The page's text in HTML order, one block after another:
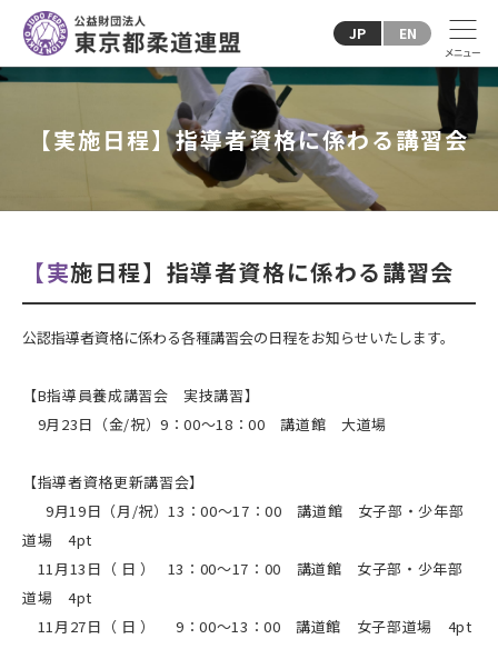
JP EN
【実施日程】指導者資格に係わる講習会
【実施日程】指導者資格に係わる講習会
公認指導者資格に係わる各種講習会の日程をお知らせいたします。
【B指導員養成講習会 実技講習】
9月23日（金/祝）9：00～18：00 講道館 大道場
【指導者資格更新講習会】
9月19日（月/祝）13：00～17：00 講道館 女子部・少年部
道場 4pt
11月13日（ 日 ） 13：00～17：00 講道館 女子部・少年部
道場 4pt
11月27日（ 日 ） 9：00～13：00 講道館 女子部道場 4pt